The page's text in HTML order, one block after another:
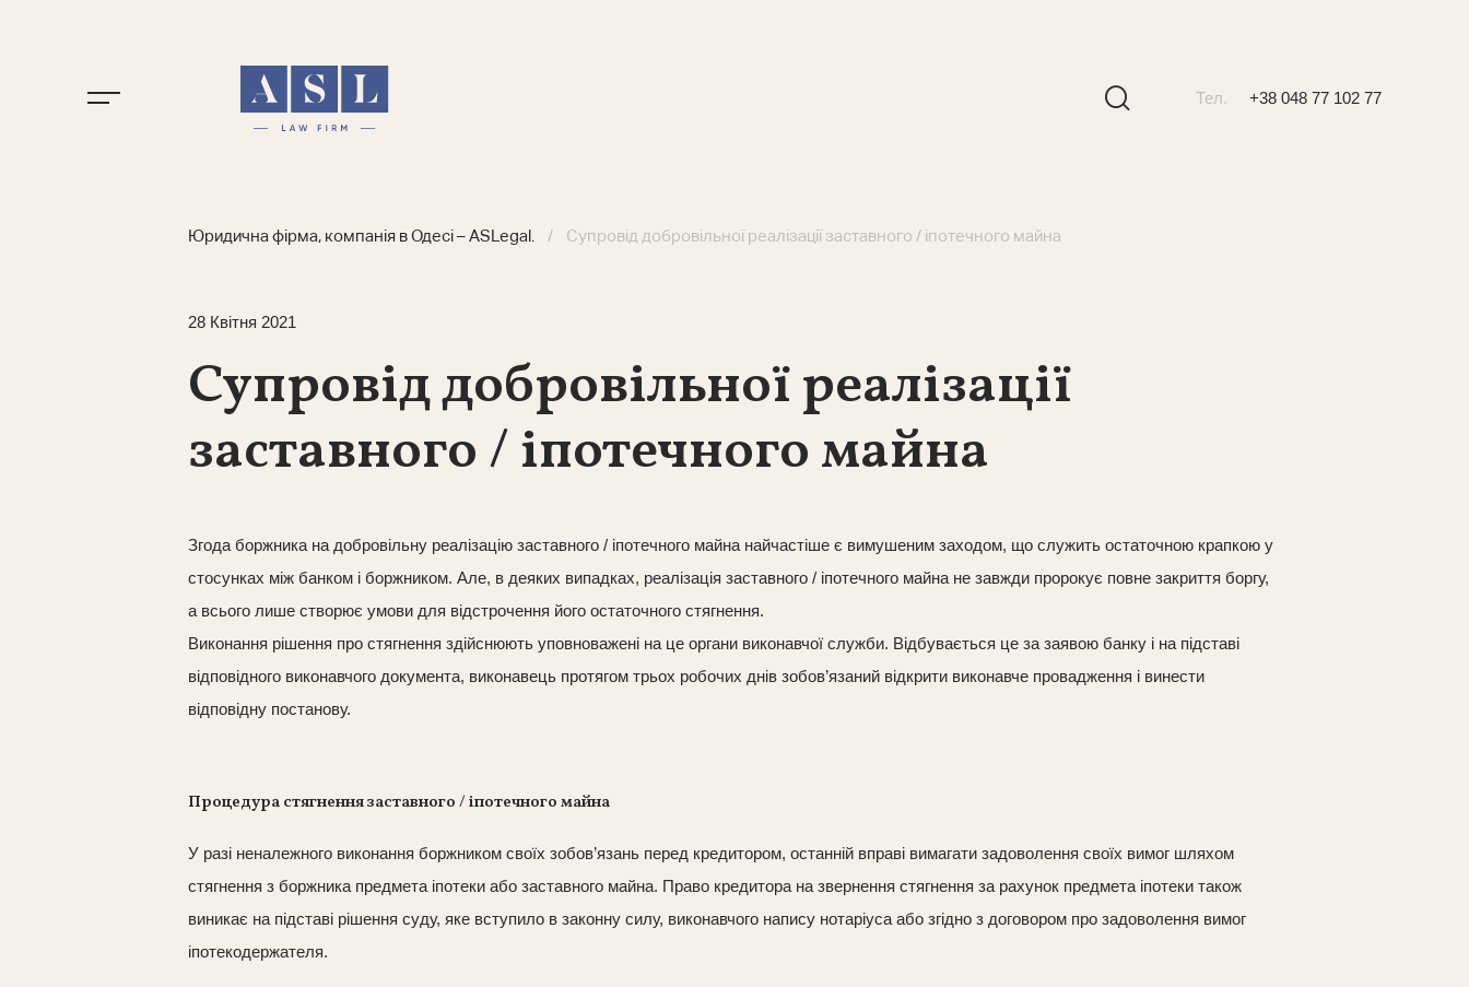
Тел. +38 048 77 102 77
Юридична фірма, компанія в Одесі – ASLegal. Супровід добровільної реалізації заставного / іпотечного майна
28 Квітня 2021
Супровід добровільної реалізації
заставного / іпотечного майна
Згода боржника на добровільну реалізацію заставного / іпотечного майна найчастіше є вимушеним заходом, що служить остаточною крапкою у
стосунках між банком і боржником. Але, в деяких випадках, реалізація заставного / іпотечного майна не завжди пророкує повне закриття боргу,
а всього лише створює умови для відстрочення його остаточного стягнення.
Виконання рішення про стягнення здійснюють уповноважені на це органи виконавчої служби. Відбувається це за заявою банку і на підставі
відповідного виконавчого документа, виконавець протягом трьох робочих днів зобов’язаний відкрити виконавче провадження і винести
відповідну постанову.
Процедура стягнення заставного / іпотечного майна
У разі неналежного виконання боржником своїх зобов’язань перед кредитором, останній вправі вимагати задоволення своїх вимог шляхом
стягнення з боржника предмета іпотеки або заставного майна. Право кредитора на звернення стягнення за рахунок предмета іпотеки також
виникає на підставі рішення суду, яке вступило в законну силу, виконавчого напису нотаріуса або згідно з договором про задоволення вимог
іпотекодержателя.